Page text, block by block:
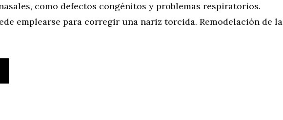
como defectos congénitos y problemas respiratorios.
emplearse para corregir una nariz torcida. Remodelación de la